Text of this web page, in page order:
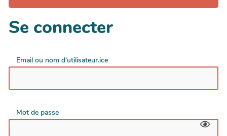
Se connecter
Email ou nom d'utilisateur.ice
Mot de passe